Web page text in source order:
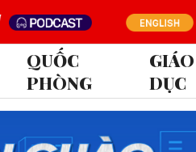
QUỐC
PHÒNG
GIÁO
DỤC